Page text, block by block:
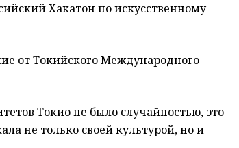
Хакатон по искусственному
от Токийского Международного
Токио не было случайностью, это
не только своей культурой, но и